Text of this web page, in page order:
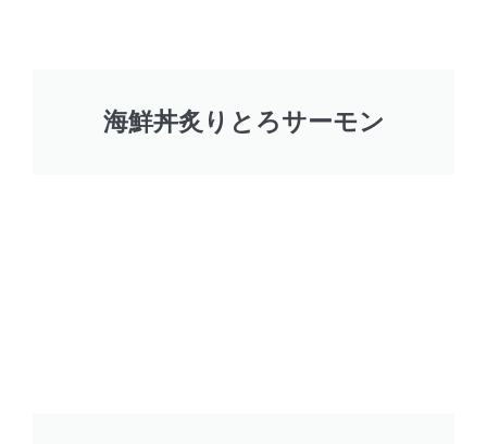
海鮮丼炙りとろサーモン